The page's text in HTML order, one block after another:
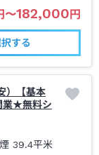
〜182,000円
する
）【基本
業★無料シ
39.4平米